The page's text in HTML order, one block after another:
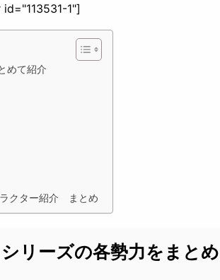
1"]
めて紹介
クター紹介 まとめ
リーズの各勢力をまとめ